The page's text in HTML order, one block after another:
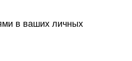
в ваших личных